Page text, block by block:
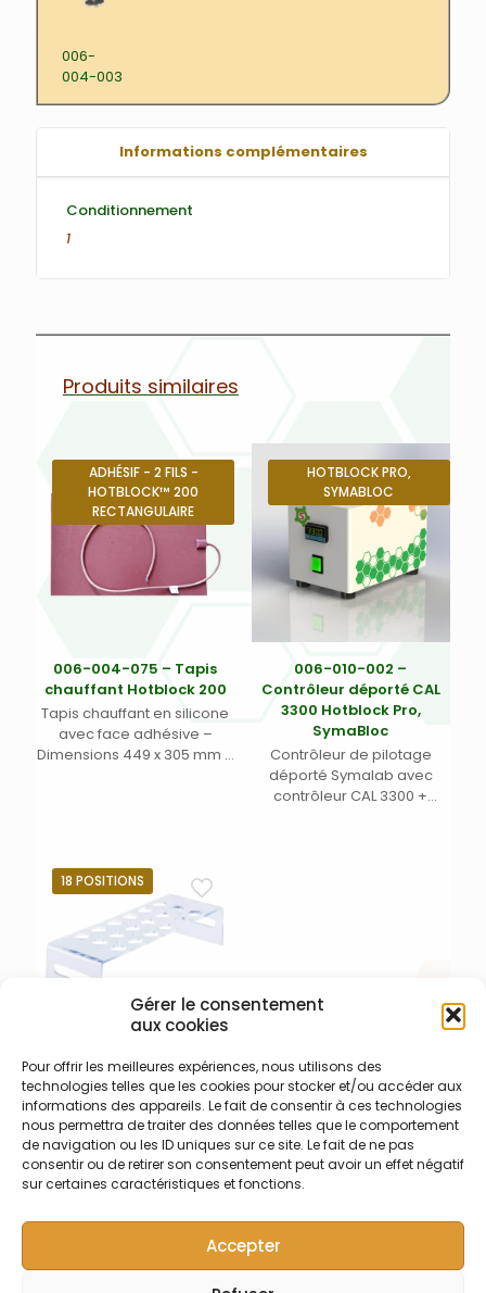
Gérer le consentement
aux cookies
Pour offrir les meilleures expériences, nous utilisons des
technologies telles que les cookies pour stocker et/ou accéder aux
informations des appareils. Le fait de consentir à ces technologies
nous permettra de traiter des données telles que le comportement
de navigation ou les ID uniques sur ce site. Le fait de ne pas
consentir ou de retirer son consentement peut avoir un effet négatif
sur certaines caractéristiques et fonctions.
Accepter
006-
004-003
Informations complémentaires
Conditionnement
1
Produits similaires
ADHÉSIF - 2 FILS -
HOTBLOCK™ 200
RECTANGULAIRE
006-004-075 – Tapis
chauffant Hotblock 200
Tapis chauffant en silicone
avec face adhésive –
Dimensions 449 x 305 mm –
Environmental Express
HOTBLOCK PRO,
SYMABLOC
006-010-002 –
Contrôleur déporté CAL
3300 Hotblock Pro,
SymaBloc
Contrôleur de pilotage
déporté Symalab avec
contrôleur CAL 3300 +
18 POSITIONS
006-003-002 – Portoir 18
places Hotblock 50 ml
Portoir 18 places standard
pour tube 50 ml (diamètre
30 mm) pour bloc chauffant
Hotblock™ pour tubes avec